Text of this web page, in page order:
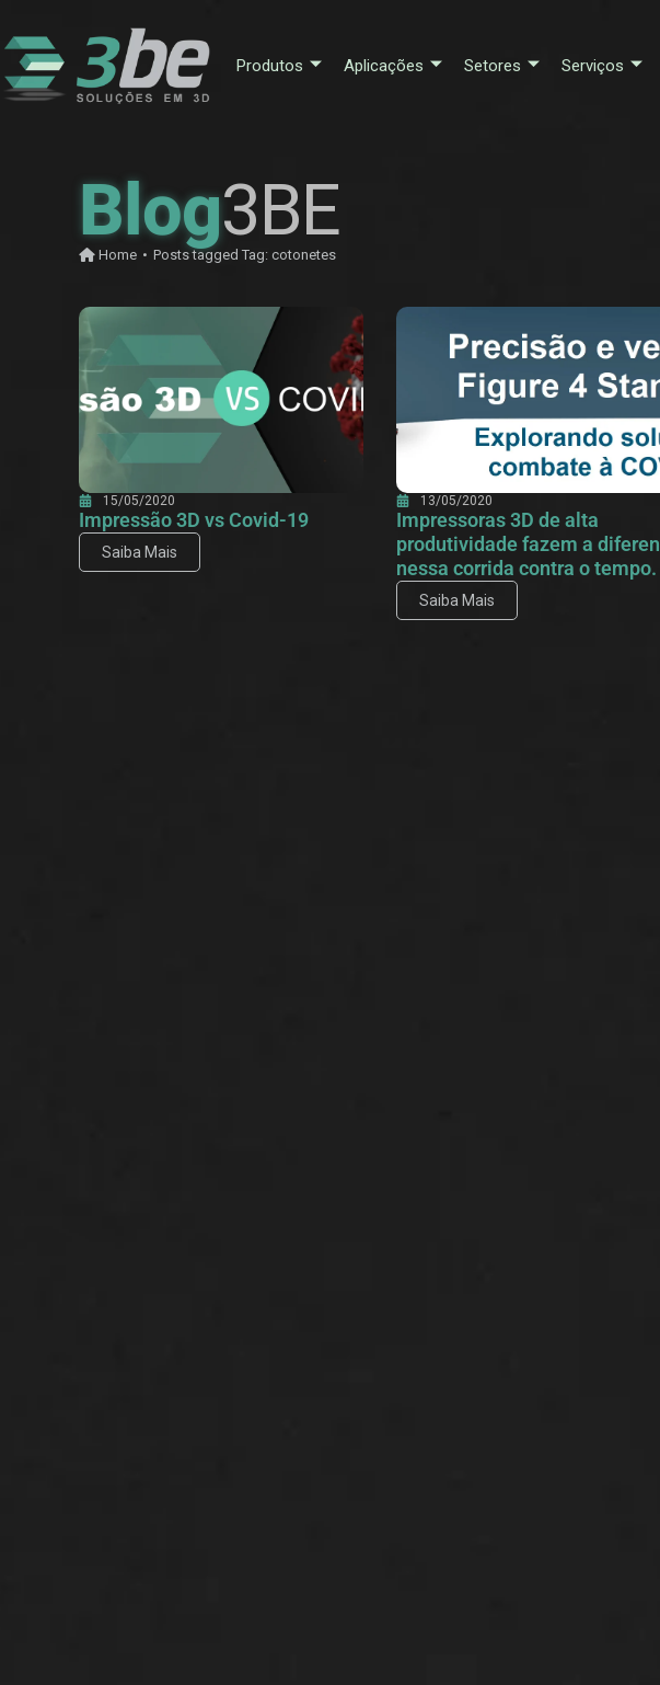
Produtos Aplicações Setores Serviços
Blog3BE
Home • Posts tagged Tag: cotonetes
15/05/2020
Impressão 3D vs Covid-19
Saiba Mais
13/05/2020
Impressoras 3D de alta
produtividade fazem a
nessa corrida contra o tempo.
Saiba Mais